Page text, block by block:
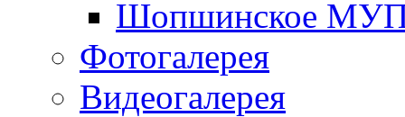
Шопшинское
Фотогалерея
Видеогалерея